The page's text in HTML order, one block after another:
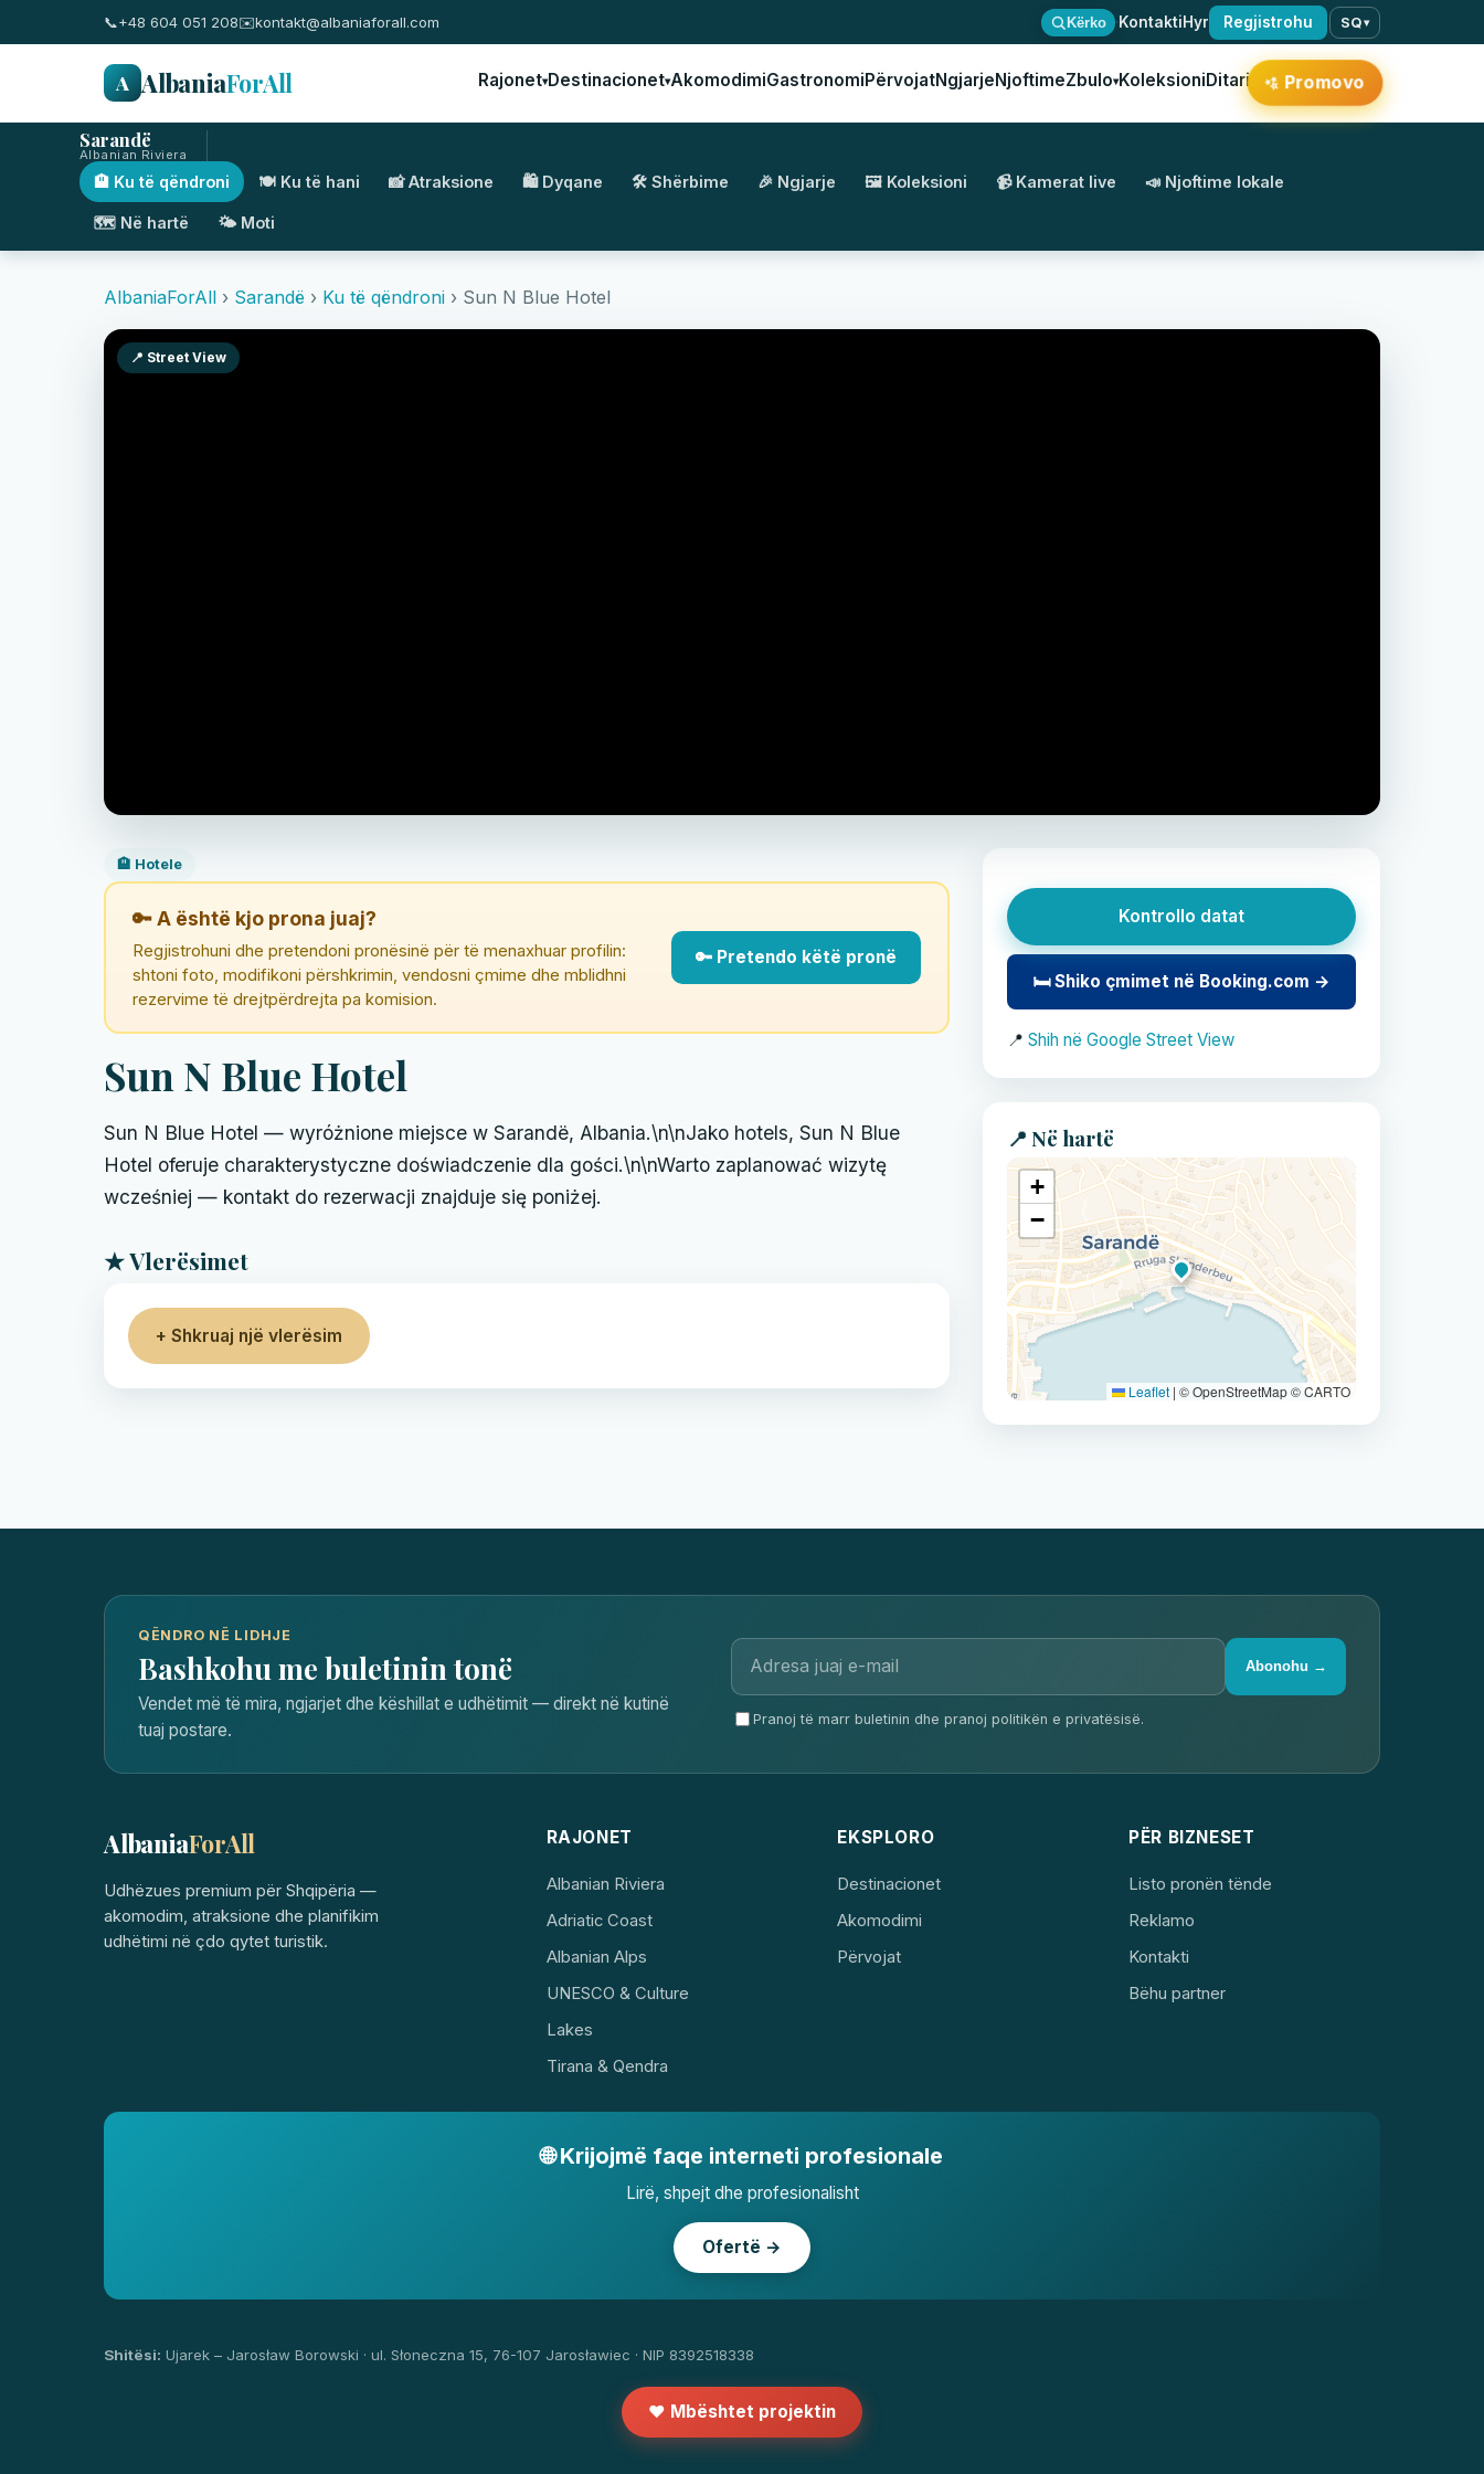
📞+48 604 051 208✉️kontakt@albaniaforall.com Kërko ·KontaktiHyr Regjistrohu SQ▾
A AlbaniaForAll Rajonet▾Destinacionet▾AkomodimiGastronomiPërvojatNgjarjeNjoftimeZbulo▾KoleksioniDitari ✨ Promovo
Sarandë
Albanian Riviera
🏨 Ku të qëndroni 🍽️ Ku të hani 📸 Atraksione 🛍️ Dyqane 🛠️ Shërbime 🎉 Ngjarje 🖼️ Koleksioni 📹 Kamerat live 📣 Njoftime lokale
🗺️ Në hartë 🌤️ Moti
AlbaniaForAll › Sarandë › Ku të qëndroni › Sun N Blue Hotel
📍 Street View
🏨 Hotele
🔑 A është kjo prona juaj?
Regjistrohuni dhe pretendoni pronësinë për të menaxhuar profilin:
shtoni foto, modifikoni përshkrimin, vendosni çmime dhe mblidhni
rezervime të drejtpërdrejta pa komision.
🔑 Pretendo këtë pronë
Sun N Blue Hotel
Sun N Blue Hotel — wyróżnione miejsce w Sarandë, Albania.\n\nJako hotels, Sun N Blue
Hotel oferuje charakterystyczne doświadczenie dla gości.\n\nWarto zaplanować wizytę
wcześniej — kontakt do rezerwacji znajduje się poniżej.
★ Vlerësimet
+ Shkruaj një vlerësim
Kontrollo datat
🛏 Shiko çmimet në Booking.com →
📍 Shih në Google Street View
📍 Në hartë
+
−
Leaflet | © OpenStreetMap © CARTO
QËNDRO NË LIDHJE
Bashkohu me buletinin tonë
Vendet më të mira, ngjarjet dhe këshillat e udhëtimit — direkt në kutinë
tuaj postare.
Abonohu →
Pranoj të marr buletinin dhe pranoj politikën e privatësisë.
AlbaniaForAll
Udhëzues premium për Shqipëria —
akomodim, atraksione dhe planifikim
udhëtimi në çdo qytet turistik.
RAJONET
Albanian Riviera
Adriatic Coast
Albanian Alps
UNESCO & Culture
Lakes
Tirana & Qendra
EKSPLORO
Destinacionet
Akomodimi
Përvojat
PËR BIZNESET
Listo pronën tënde
Reklamo
Kontakti
Bëhu partner
🌐 Krijojmë faqe interneti profesionale
Lirë, shpejt dhe profesionalisht
Ofertë →
Shitësi: Ujarek – Jarosław Borowski · ul. Słoneczna 15, 76-107 Jarosławiec · NIP 8392518338
❤️ Mbështet projektin